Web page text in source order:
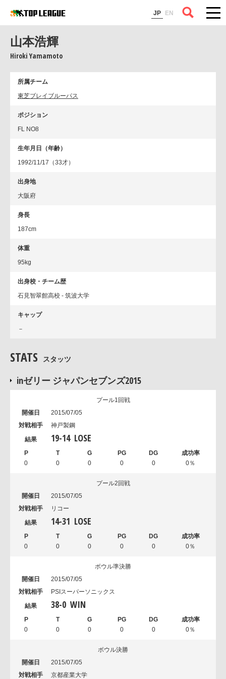
JP EN
コラム
山本浩輝
Hiroki Yamamoto
所属チーム
東芝ブレイブルーパス
ポジション
FL NO8
生年月日（年齢）
1992/11/17（33才）
出身地
大阪府
身長
187cm
体重
95kg
出身校・チーム歴
石見智翠館高校 - 筑波大学
キャップ
－
STATS スタッツ
inゼリー ジャパンセブンズ2015
プール1回戦
2015/07/05
神戸製鋼
19-14 LOSE
0 0 0 0 0 0％
プール2回戦
2015/07/05
リコー
14-31 LOSE
0 0 0 0 0 0％
ボウル準決勝
2015/07/05
PSIスーパーソニックス
38-0 WIN
0 0 0 0 0 0％
ボウル決勝
2015/07/05
京都産業大学